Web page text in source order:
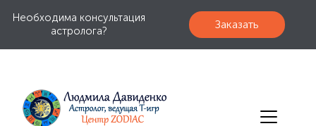
Необходима консультация
астролога?
Заказать